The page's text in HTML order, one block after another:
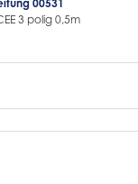
00531
3 polig 0,5m